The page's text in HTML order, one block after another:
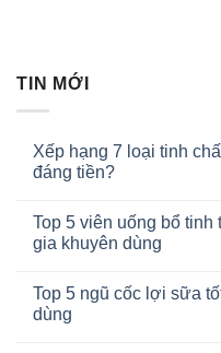
TIN MỚI
Xếp hạng 7 loại tinh
đáng tiền?
Top 5 viên uống bổ
gia khuyên dùng
Top 5 ngũ cốc lợi sữa
dùng